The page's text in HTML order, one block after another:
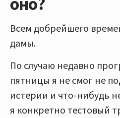
Всем добрейшего
дамы.
По случаю недавно
пятницы я не смог не
истерии и что-нибудь
я конкретно тестовый